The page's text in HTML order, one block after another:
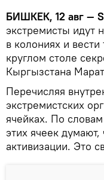
БИШКЕК, 12 авг —
экстремисты идут
в колониях и
круглом столе
Кыргызстана
Перечисляя
экстремистских
ячейках. По
этих ячеек
активизации. Это